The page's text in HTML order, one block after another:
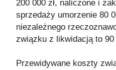
200 000 zł, naliczone i
sprzedaży umorzenie 80
niezależnego
związku z likwidacją to 90
Przewidywane koszty